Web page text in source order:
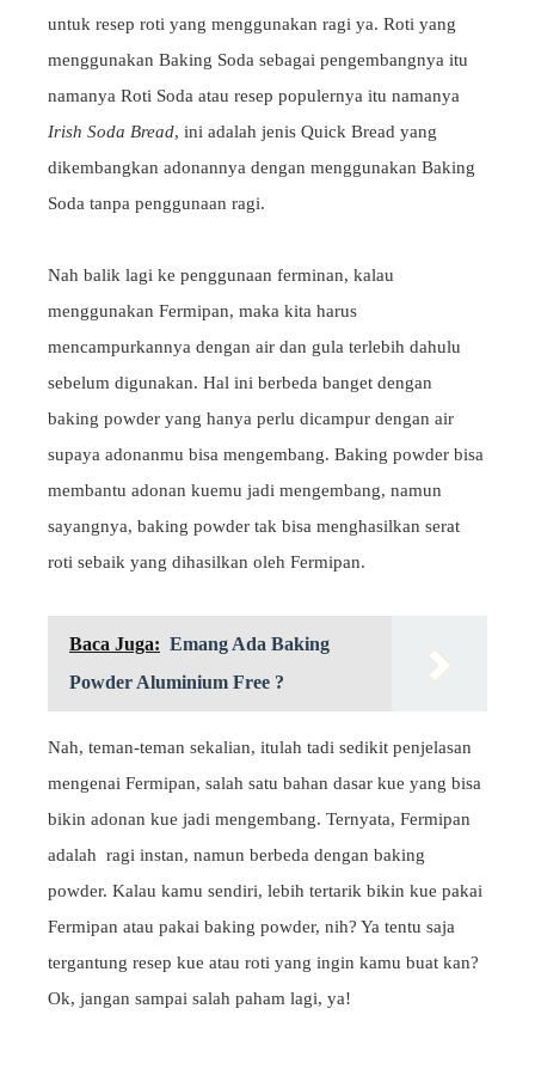
untuk resep roti yang menggunakan ragi ya. Roti yang
menggunakan Baking Soda sebagai pengembangnya itu
namanya Roti Soda atau resep populernya itu namanya
Irish Soda Bread, ini adalah jenis Quick Bread yang
dikembangkan adonannya dengan menggunakan Baking
Soda tanpa penggunaan ragi.
Nah balik lagi ke penggunaan ferminan, kalau
menggunakan Fermipan, maka kita harus
mencampurkannya dengan air dan gula terlebih dahulu
sebelum digunakan. Hal ini berbeda banget dengan
baking powder yang hanya perlu dicampur dengan air
supaya adonanmu bisa mengembang. Baking powder bisa
membantu adonan kuemu jadi mengembang, namun
sayangnya, baking powder tak bisa menghasilkan serat
roti sebaik yang dihasilkan oleh Fermipan.
Baca Juga: Emang Ada Baking
Powder Aluminium Free ?
Nah, teman-teman sekalian, itulah tadi sedikit penjelasan
mengenai Fermipan, salah satu bahan dasar kue yang bisa
bikin adonan kue jadi mengembang. Ternyata, Fermipan
adalah ragi instan, namun berbeda dengan baking
powder. Kalau kamu sendiri, lebih tertarik bikin kue pakai
Fermipan atau pakai baking powder, nih? Ya tentu saja
tergantung resep kue atau roti yang ingin kamu buat kan?
Ok, jangan sampai salah paham lagi, ya!